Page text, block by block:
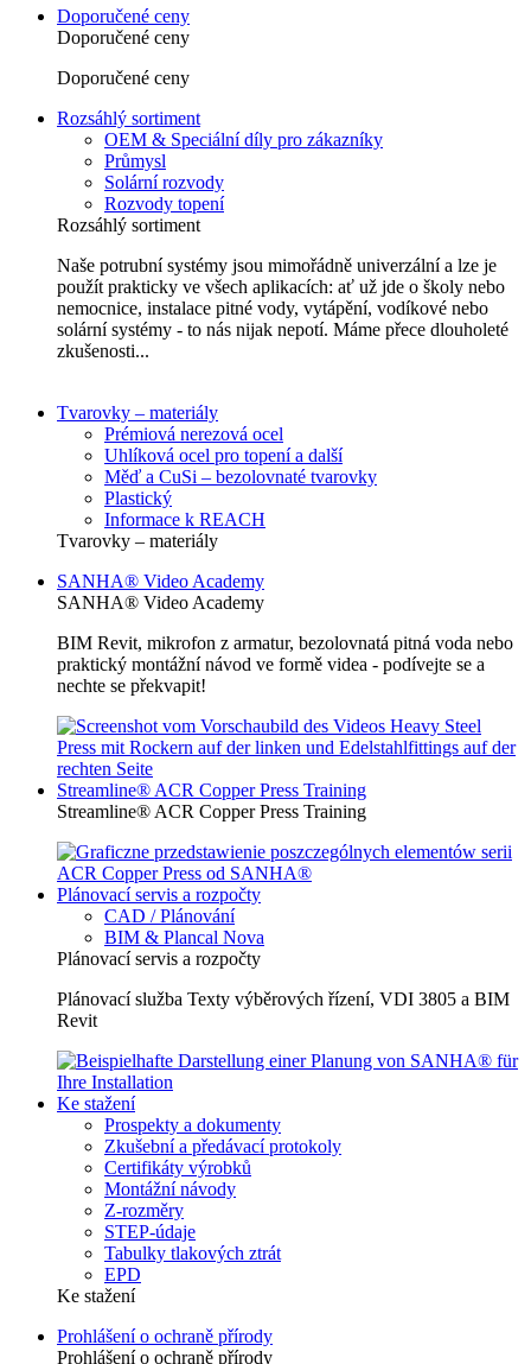
Doporučené ceny
Doporučené ceny
Doporučené ceny
Rozsáhlý sortiment
OEM & Speciální díly pro zákazníky
Průmysl
Solární rozvody
Rozvody topení
Rozsáhlý sortiment
Naše potrubní systémy jsou mimořádně univerzální a lze je
použít prakticky ve všech aplikacích: ať už jde o školy nebo
nemocnice, instalace pitné vody, vytápění, vodíkové nebo
solární systémy - to nás nijak nepotí. Máme přece dlouholeté
zkušenosti...
Tvarovky – materiály
Prémiová nerezová ocel
Uhlíková ocel pro topení a další
Měď a CuSi – bezolovnaté tvarovky
Plastický
Informace k REACH
Tvarovky – materiály
SANHA® Video Academy
SANHA® Video Academy
BIM Revit, mikrofon z armatur, bezolovnatá pitná voda nebo
praktický montážní návod ve formě videa - podívejte se a
nechte se překvapit!
Streamline® ACR Copper Press Training
Streamline® ACR Copper Press Training
Plánovací servis a rozpočty
CAD / Plánování
BIM & Plancal Nova
Plánovací servis a rozpočty
Plánovací služba Texty výběrových řízení, VDI 3805 a BIM
Revit
Ke stažení
Prospekty a dokumenty
Zkušební a předávací protokoly
Certifikáty výrobků
Montážní návody
Z-rozměry
STEP-údaje
Tabulky tlakových ztrát
EPD
Ke stažení
Prohlášení o ochraně přírody
Prohlášení o ochraně přírody